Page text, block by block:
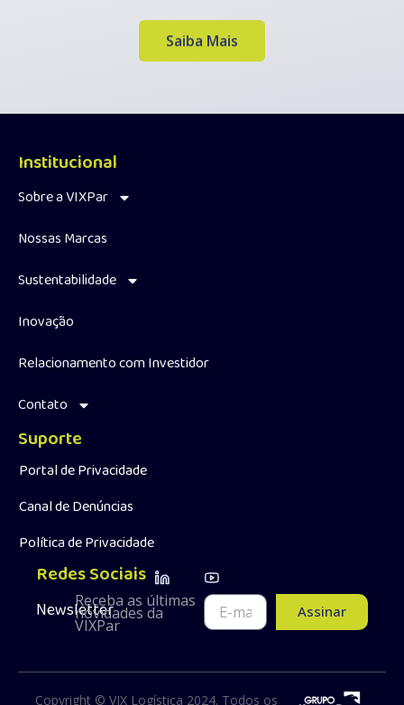
Saiba Mais
Institucional
Sobre a VIXPar
Nossas Marcas
Sustentabilidade
Inovação
Relacionamento com Investidor
Contato
Suporte
Portal de Privacidade
Canal de Denúncias
Política de Privacidade
Redes Sociais
NewsletterReceba as últimas
novidades da
VIXPar
Assinar
Copyright © VIX Logística 2024. Todos os